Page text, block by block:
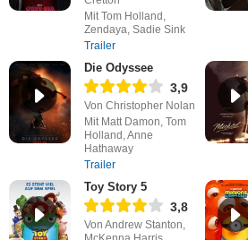
Mit Tom Holland,
Zendaya, Sadie Sink
Trailer
Die Odyssee
3,9
Von Christopher Nolan
Mit Matt Damon, Tom
Holland, Anne
Hathaway
Trailer
Toy Story 5
3,8
Von Andrew Stanton,